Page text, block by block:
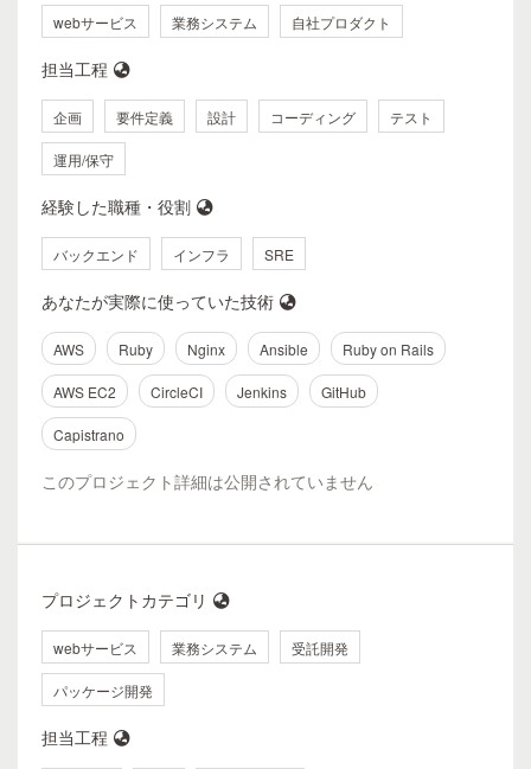
webサービス 業務システム 自社プロダクト
担当工程
企画 要件定義 設計 コーディング テスト
運用/保守
経験した職種・役割
バックエンド インフラ SRE
あなたが実際に使っていた技術
AWS Ruby Nginx Ansible Ruby on Rails
AWS EC2 CircleCI Jenkins GitHub
Capistrano
このプロジェクト詳細は公開されていません
プロジェクトカテゴリ
webサービス 業務システム 受託開発
パッケージ開発
担当工程